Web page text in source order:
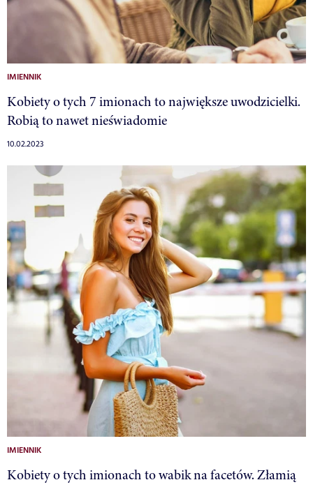
IMIENNIK
Kobiety o tych 7 imionach to największe uwodzicielki.
Robią to nawet nieświadomie
10.02.2023
IMIENNIK
Kobiety o tych imionach to wabik na facetów. Złamią